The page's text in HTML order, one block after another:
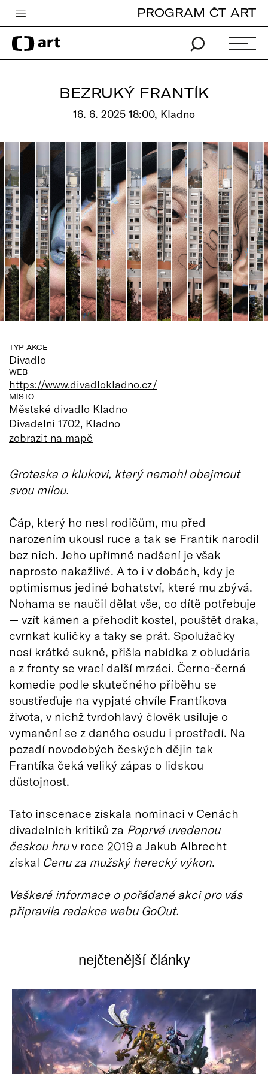
Česká televize
Zpravodajství
Pro děti
edu
Vše o ČT
PROGRAM ČT ART
BEZRUKÝ FRANTÍK
16. 6. 2025 18:00, Kladno
TYP AKCE
Divadlo
WEB
https://www.divadlokladno.cz/
MÍSTO
Městské divadlo Kladno
Divadelní 1702, Kladno
zobrazit na mapě
Groteska o klukovi, který nemohl obejmout
svou milou.
Čáp, který ho nesl rodičům, mu před
narozením ukousl ruce a tak se Frantík narodil
bez nich. Jeho upřímné nadšení je však
naprosto nakažlivé. A to i v dobách, kdy je
optimismus jediné bohatství, které mu zbývá.
Nohama se naučil dělat vše, co dítě potřebuje
— vzít kámen a přehodit kostel, pouštět draka,
cvrnkat kuličky a taky se prát. Spolužačky
nosí krátké sukně, přišla nabídka z obludária
a z fronty se vrací další mrzáci. Černo-černá
komedie podle skutečného příběhu se
soustřeďuje na vypjaté chvíle Frantíkova
života, v nichž tvrdohlavý člověk usiluje o
vymanění se z daného osudu i prostředí. Na
pozadí novodobých českých dějin tak
Frantíka čeká veliký zápas o lidskou
důstojnost.
Tato inscenace získala nominaci v Cenách
divadelních kritiků za Poprvé uvedenou
českou hruv roce 2019 a Jakub Albrecht
získal Cenu za mužský herecký výkon.
Veškeré informace o pořádané akci pro vás
připravila redakce webu GoOut.
nejčtenější články